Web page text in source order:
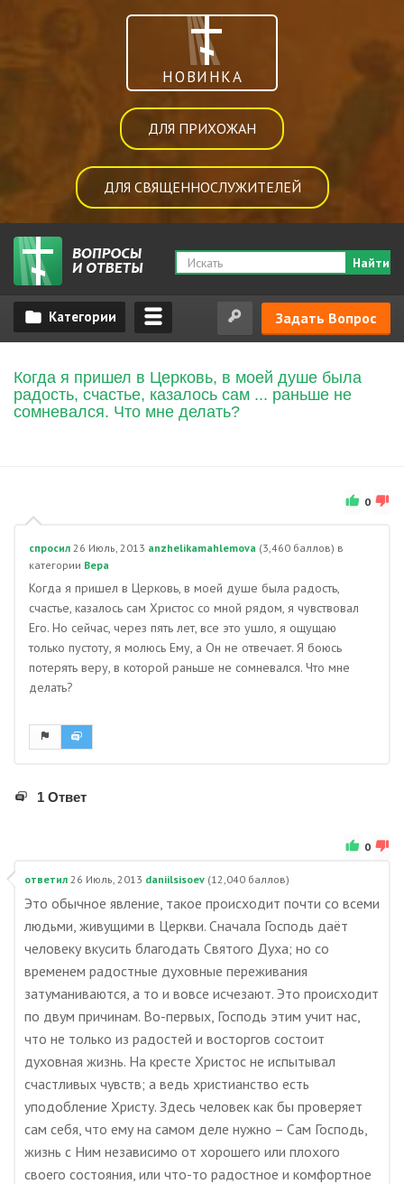
НОВИНКА
ДЛЯ ПРИХОЖАН
ДЛЯ СВЯЩЕННОСЛУЖИТЕЛЕЙ
Найти
Задать Вопрос
Когда я пришел в Церковь, в моей душе была
радость, счастье, казалось сам ... раньше не
сомневался. Что мне делать?
0
спросил 26 Июль, 2013 anzhelikamahlemova (3,460 баллов) в
категории Вера
Когда я пришел в Церковь, в моей душе была радость,
счастье, казалось сам Христос со мной рядом, я чувствовал
Его. Но сейчас, через пять лет, все это ушло, я ощущаю
только пустоту, я молюсь Ему, а Он не отвечает. Я боюсь
потерять веру, в которой раньше не сомневался. Что мне
делать?
1 Ответ
0
ответил 26 Июль, 2013 daniilsisoev (12,040 баллов)
Это обычное явление, такое происходит почти со всеми
людьми, живущими в Церкви. Сначала Господь даёт
человеку вкусить благодать Святого Духа; но со
временем радостные духовные переживания
затуманиваются, а то и вовсе исчезают. Это происходит
по двум причинам. Во-первых, Господь этим учит нас,
что не только из радостей и восторгов состоит
духовная жизнь. На кресте Христос не испытывал
счастливых чувств; а ведь христианство есть
уподобление Христу. Здесь человек как бы проверяет
сам себя, что ему на самом деле нужно – Сам Господь,
жизнь с Ним независимо от хорошего или плохого
своего состояния, или что-то радостное и комфортное